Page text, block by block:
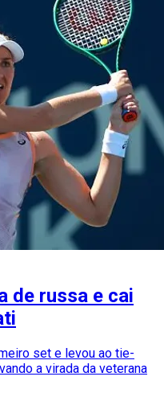
de russa e cai
set e levou ao tie-
a virada da veterana